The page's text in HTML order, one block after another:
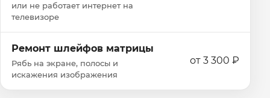
или не работает интернет на
телевизоре
Ремонт шлейфов матрицы
Рябь на экране, полосы и
искажения изображения
от 3 300 ₽